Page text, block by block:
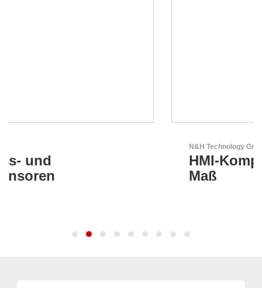
HMI-Komponenten nach
Maß